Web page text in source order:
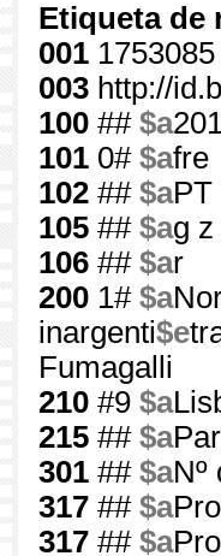
Etiqueta de
001 1753085
003 http://
100 ## $a
101 0# $afre
102 ## $aPT
105 ## $ag z
106 ## $ar
200 1# $a
inargenti$e
Fumagalli
210 #9 $a
215 ## $a
301 ## $aNº
317 ## $a
317 ## $a